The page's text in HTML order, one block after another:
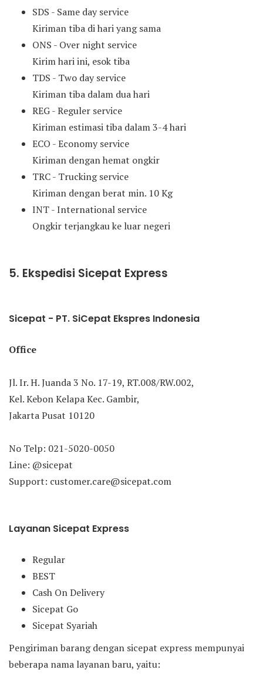
SDS - Same day service
Kiriman tiba di hari yang sama
ONS - Over night service
Kirim hari ini, esok tiba
TDS - Two day service
Kiriman tiba dalam dua hari
REG - Reguler service
Kiriman estimasi tiba dalam 3-4 hari
ECO - Economy service
Kiriman dengan hemat ongkir
TRC - Trucking service
Kiriman dengan berat min. 10 Kg
INT - International service
Ongkir terjangkau ke luar negeri
5. Ekspedisi Sicepat Express
Sicepat - PT. SiCepat Ekspres Indonesia
Office
Jl. Ir. H. Juanda 3 No. 17-19, RT.008/RW.002,
Kel. Kebon Kelapa Kec. Gambir,
Jakarta Pusat 10120
No Telp: 021-5020-0050
Line: @sicepat
Support: customer.care@sicepat.com
Layanan Sicepat Express
Regular
BEST
Cash On Delivery
Sicepat Go
Sicepat Syariah
Pengiriman barang dengan sicepat express mempunyai
beberapa nama layanan baru, yaitu: